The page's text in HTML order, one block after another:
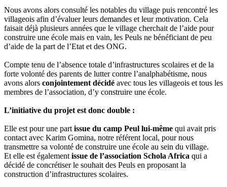
Nous avons alors consulté les notables du village puis rencontré les
villageois afin d’évaluer leurs demandes et leur motivation. Cela
faisait déjà plusieurs années que le village cherchait de l’aide pour
construire une école mais en vain, les Peuls ne bénéficiant de peu
d’aide de la part de l’Etat et des ONG.
Compte tenu de l’absence totale d’infrastructures scolaires et de la
forte volonté des parents de lutter contre l’analphabétisme, nous
avons alors conjointement décidé avec tous les villageois et tous les
membres de l’association, d’y construire une école.
L’initiative du projet est donc double :
Elle est pour une part issue du camp Peul lui-même qui avait pris
contact avec Karim Gomina, notre référent local, pour nous
transmettre sa volonté de construire une école au sein du village.
Et elle est également issue de l’association Schola Africa qui a
décidé de concrétiser le souhait des Peuls en proposant la
construction d’infrastructures scolaires.